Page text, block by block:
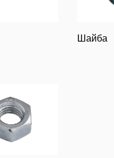
Шайба